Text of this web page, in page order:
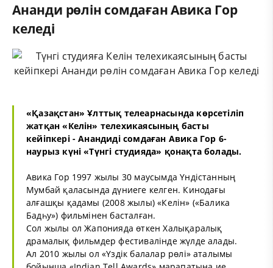
Ананди рөлін сомдаған Авика Гор
келеді
«Қазақстан» Ұлттық телеарнасында көрсетіліп
жатқан «Келін» телехикаясының басты
кейіпкері - Анандиді сомдаған Авика Гор 6-
наурыз күні «Түнгі студияда» қонақта болады.
Авика Гор 1997 жылы 30 маусымда Үндістанның
Мумбай қаласында дүниеге келген. Кинодағы
алғашқы қадамы (2008 жылы) «Келін» («Балика
Бадһу») фильмінен басталған.
Сол жылы ол Жапонияда өткен Халықаралық
драмалық фильмдер фестивалінде жүлде алады.
Ал 2010 жылы ол «Үздік балалар рөлі» аталымы